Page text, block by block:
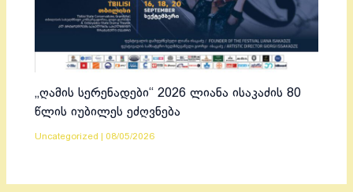
„ღამის სერენადები“ 2026 ლიანა ისაკაძის 80
წლის იუბილეს ეძღვნება
Uncategorized 08/05/2026